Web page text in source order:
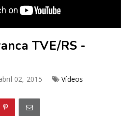
TVE/RS -
02, 2015 Vídeos